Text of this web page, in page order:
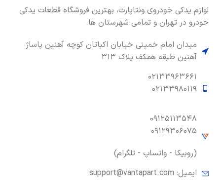
لوازم یدکی خودروی ونتاپارت، بهترین فروشگاه قطعات یدکی
خودرو در تهران و تمامی شهرستان ها.
میدان امام خمینی خیابان اکباتان کوچه آهنین پاساژ
آهنین طبقه همکف پلاک ۳۱۳
۰۲۱۳۳۹۶۳۶۶۱
۰۲۱۳۳۹۸۰۱۱۹
۰۹۱۲۵۱۱۳۵۴۸
۰۹۱۲۹۳۰۶۰۷۵
(روبیکا - واتساپ - تلگرام)
ایمیل: support@vantapart.com